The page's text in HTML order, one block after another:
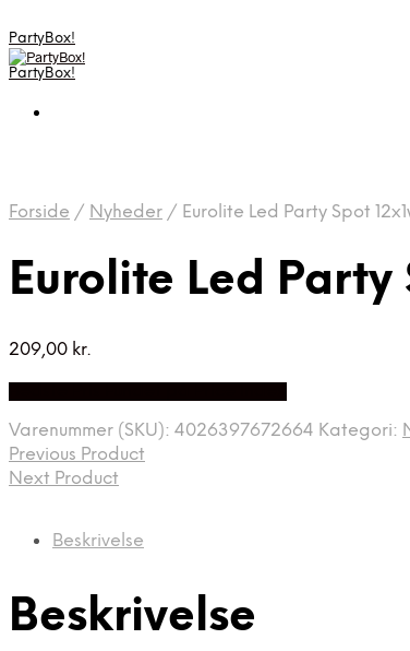
PartyBox!
PartyBox!
Forside / Nyheder / Eurolite Led Party Spot
Eurolite Led Party
209,00 kr.
Varenummer (SKU): 4026397672664 Kategori:
Previous Product
Next Product
Beskrivelse
Beskrivelse